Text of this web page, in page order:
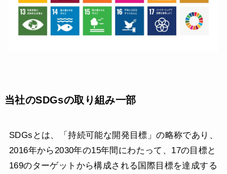
当社のSDGsの取り組み一部
SDGsとは、「持続可能な開発目標」の略称であり、
2016年から2030年の15年間にわたって、17の目標と
169のターゲットから構成される国際目標を達成する